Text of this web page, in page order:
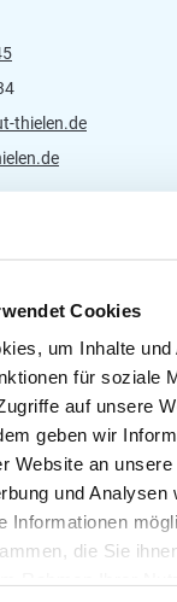
Cookies
um Inhalte und
für soziale
auf unsere
geben wir
Website an
und Analysen
Informationen
die Sie
thielen.de